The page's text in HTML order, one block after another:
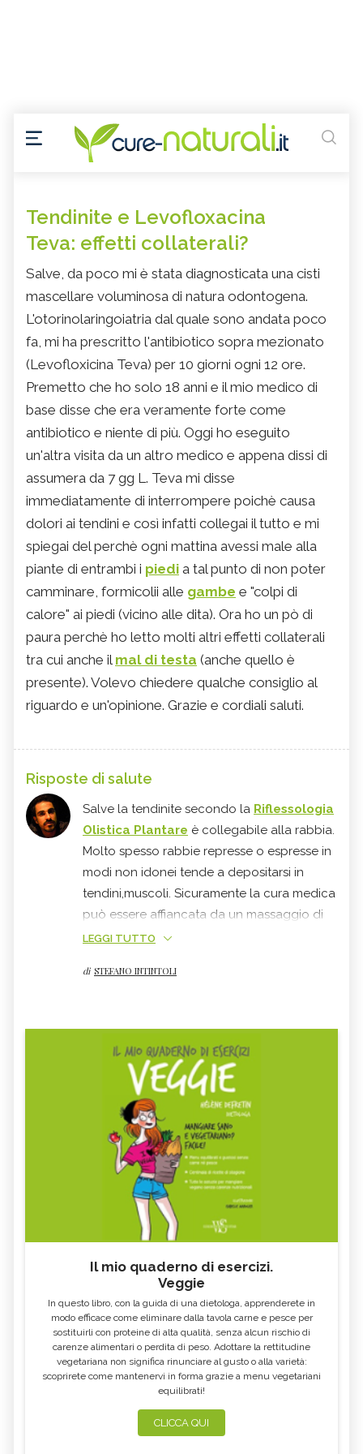
Tendinite e Levofloxacina
Teva: effetti collaterali?
Salve, da poco mi è stata diagnosticata una cisti
mascellare voluminosa di natura odontogena.
L'otorinolaringoiatria dal quale sono andata poco
fa, mi ha prescritto l'antibiotico sopra mezionato
(Levofloxicina Teva) per 10 giorni ogni 12 ore.
Premetto che ho solo 18 anni e il mio medico di
base disse che era veramente forte come
antibiotico e niente di più. Oggi ho eseguito
un'altra visita da un altro medico e appena dissi di
assumera da 7 gg L. Teva mi disse
immediatamente di interrompere poichè causa
dolori ai tendini e così infatti collegai il tutto e mi
spiegai del perchè ogni mattina avessi male alla
piante di entrambi i piedi a tal punto di non poter
camminare, formicolii alle gambe e "colpi di
calore" ai piedi (vicino alle dita). Ora ho un pò di
paura perchè ho letto molti altri effetti collaterali
tra cui anche il mal di testa (anche quello è
presente). Volevo chiedere qualche consiglio al
riguardo e un'opinione. Grazie e cordiali saluti.
Risposte di salute
Salve la tendinite secondo la Riflessologia
Olistica Plantare è collegabile alla rabbia.
Molto spesso rabbie represse o espresse in
modi non idonei tende a depositarsi in
tendini,muscoli. Sicuramente la cura medica
può essere affiancata da un massaggio di
riflessologia plantare che riesca a stimolare
conseguenza tendine. Saluti
LEGGI TUTTO
di STEFANO INTINTOLI
Il mio quaderno di esercizi.
Veggie
In questo libro, con la guida di una dietologa, apprenderete in
modo efficace come eliminare dalla tavola carne e pesce per
sostituirli con proteine di alta qualità, senza alcun rischio di
carenze alimentari o perdita di peso. Adottare la rettitudine
vegetariana non significa rinunciare al gusto o alla varietà:
scoprirete come mantenervi in forma grazie a menu vegetariani
equilibrati!
CLICCA QUI